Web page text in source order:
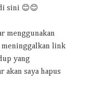
sini 😊😊
menggunakan
meninggalkan link
yang
akan saya hapus